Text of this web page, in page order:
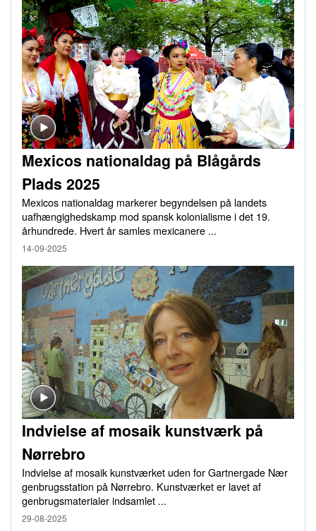
Mexicos nationaldag på Blågårds
Plads 2025
Mexicos nationaldag markerer begyndelsen på landets
uafhængighedskamp mod spansk kolonialisme i det 19.
århundrede. Hvert år samles mexicanere ...
14-09-2025
Indvielse af mosaik kunstværk på
Nørrebro
Indvielse af mosaik kunstværket uden for Gartnergade Nær
genbrugsstation på Nørrebro. Kunstværket er lavet af
genbrugsmaterialer indsamlet ...
29-08-2025